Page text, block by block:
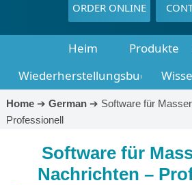
ORDER ONLINE
Heim Produkte
Wiederherstellungsbuch
Home➔ German➔ Software für
Professionell
Software für
Nachrichten –